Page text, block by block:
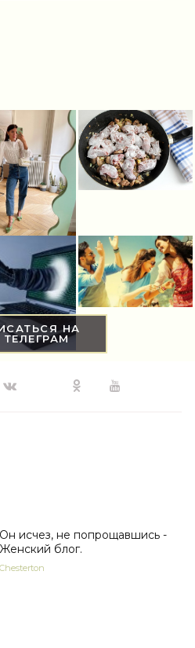
НА
Он исчез, не попрощавшись -
Женский блог.
Chesterton